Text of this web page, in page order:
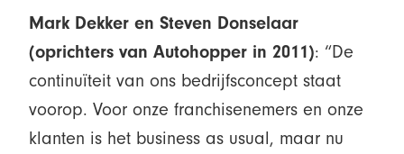
Mark Dekker en Steven Donselaar
(oprichters van Autohopper in 2011): “De
continuïteit van ons bedrijfsconcept staat
voorop. Voor onze franchisenemers en onze
klanten is het business as usual, maar nu